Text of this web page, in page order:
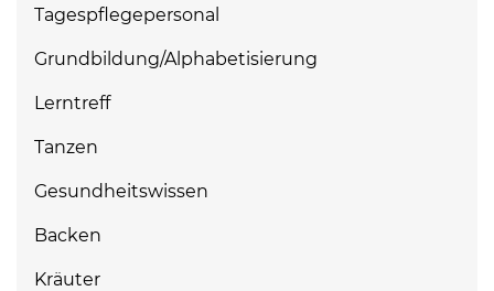
Tagespflegepersonal
Grundbildung/Alphabetisierung
Lerntreff
Tanzen
Gesundheitswissen
Backen
Kräuter